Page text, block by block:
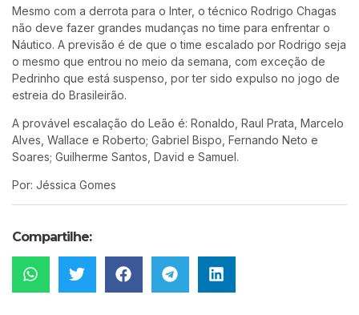
Mesmo com a derrota para o Inter, o técnico Rodrigo Chagas
não deve fazer grandes mudanças no time para enfrentar o
Náutico. A previsão é de que o time escalado por Rodrigo seja
o mesmo que entrou no meio da semana, com exceção de
Pedrinho que está suspenso, por ter sido expulso no jogo de
estreia do Brasileirão.
A provável escalação do Leão é: Ronaldo, Raul Prata, Marcelo
Alves, Wallace e Roberto; Gabriel Bispo, Fernando Neto e
Soares; Guilherme Santos, David e Samuel.
Por: Jéssica Gomes
Compartilhe: